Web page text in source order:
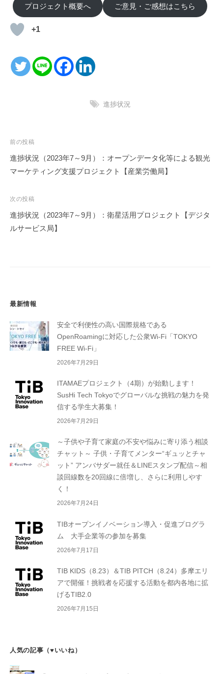
プロジェクト概要へ ご意見・ご感想はこちら
+1
進捗状況
投
稿
ナ
ゲ
ー
シ
前の投稿
進捗状況（2023年7～9月）：オープンデータ化等による観光
マーケティング支援プロジェクト【産業労働局】
次の投稿
進捗状況（2023年7～9月）：衛星活用プロジェクト【デジタ
ルサービス局】
最新情報
安全で利便性の高い国際規格である
OpenRoamingに対応した公衆Wi-Fi「TOKYO
FREE Wi-Fi」
2026年7月29日
ITAMAEプロジェクト（4期）が始動します！
SusHi Tech Tokyoでグローバルな挑戦の魅力を発
信する学生大募集！
2026年7月29日
～子供や子育て家庭の不安や悩みに寄り添う相談
チャット～ 子供・子育てメンター“ギュッとチャ
ット” アンバサダー就任＆LINEスタンプ配信～相
談回線数を20回線に倍増し、さらに利用しやす
く！
2026年7月24日
TIBオープンイノベーション導入・促進プログラ
ム 大手企業等の参加を募集
2026年7月17日
TIB KIDS（8.23）＆TIB PITCH（8.24）多摩エリ
アで開催！挑戦者を応援する活動を都内各地に拡
げるTIB2.0
2026年7月15日
人気の記事（♥いいね）